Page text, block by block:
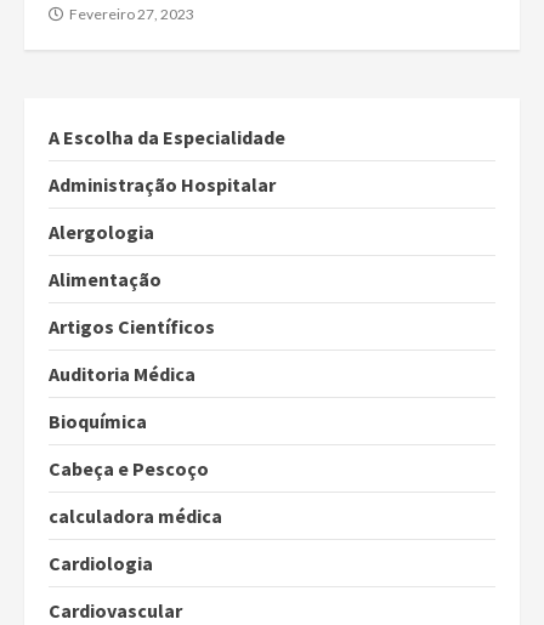
Fevereiro 27, 2023
A Escolha da Especialidade
Administração Hospitalar
Alergologia
Alimentação
Artigos Científicos
Auditoria Médica
Bioquímica
Cabeça e Pescoço
calculadora médica
Cardiologia
Cardiovascular